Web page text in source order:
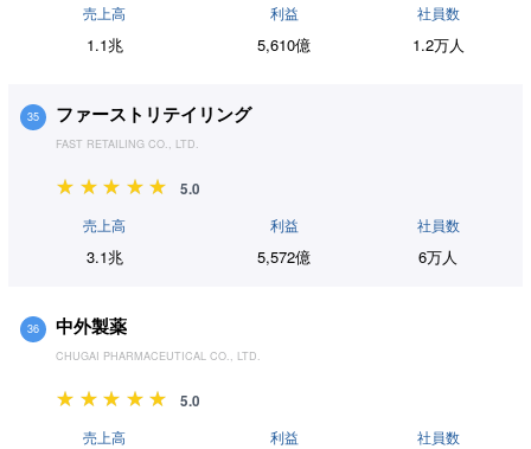
売上高
1.1兆
利益
5,610億
社員数
1.2万人
35 ファーストリテイリング
FAST RETAILING CO., LTD.
5.0
売上高
3.1兆
利益
5,572億
社員数
6万人
36 中外製薬
CHUGAI PHARMACEUTICAL CO., LTD.
5.0
売上高 利益 社員数